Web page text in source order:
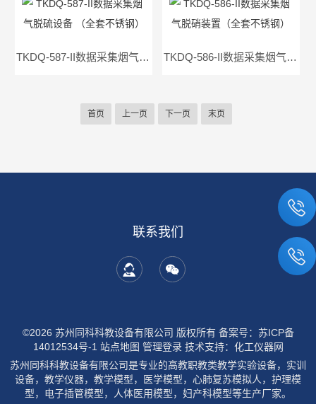
TKDQ-587-II数据采集烟气脱硫设备 （全套不锈钢） TKDQ-586-II数据采集烟气脱硝装置（全套不锈钢）
首页 上一页 下一页 末页
联系我们
©2026 苏州同科科教设备有限公司 版权所有 备案号：苏ICP备
14012534号-1 站点地图 管理登录技术支持： 化工仪器网
苏州同科科教设备有限公司是专业的高教职教类教学实验设备，实训
设备，教学仪器，教学模型，医学模型，心肺复苏模拟人，护理模
型，电子插管模型，人体医用模型，妇产科模型等生产厂家。